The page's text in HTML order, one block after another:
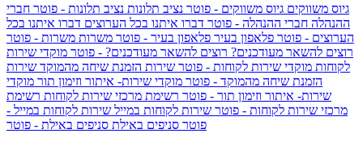
גיוס משווקים גיוס משווקים - פוטר נציב תלונות נציב תלונות - פוטר חברי
ההנהלה חברי ההנהלה - פוטר דברו איתנו בכל הערוצים דברו איתנו בכל
הערוצים - פוטר פלאפון בעיר פלאפון בעיר - פוטר משרות משרות - פוטר
רוצים להשאר מעודכנים? רוצים להשאר מעודכנים? - פוטר מוקדי שירות
לקוחות מוקדי שירות לקוחות - פוטר שירות הזמנת שיחה מהמוקד שירות
הזמנת שיחה מהמוקד - פוטר מוקדי שירות- איתור וזימון תור מוקדי
שירות- איתור וזימון תור - פוטר רשימת מרכזי שירות לקוחות רשימת
מרכזי שירות לקוחות - פוטר שירות לקוחות במייל שירות לקוחות במייל -
פוטר סניפים באילת סניפים באילת - פוטר